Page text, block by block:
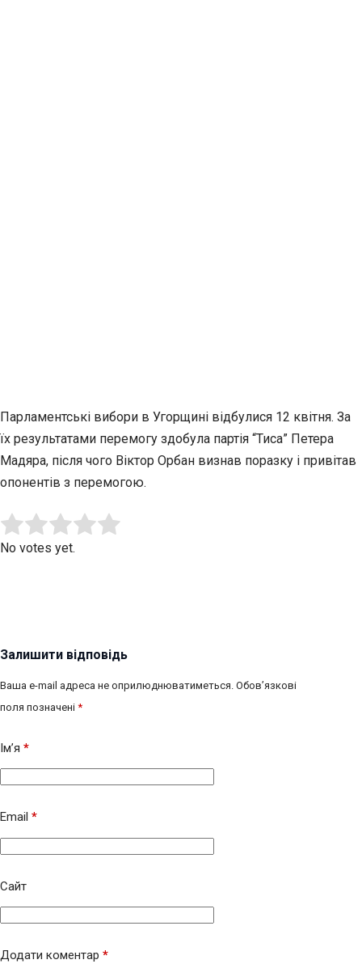
Парламентські вибори в Угорщині відбулися 12 квітня. За
їх результатами перемогу здобула партія “Тиса” Петера
Мадяра, після чого Віктор Орбан визнав поразку і привітав
опонентів з перемогою.
Rate this item:
No votes yet.
Залишити відповідь
Ваша e-mail адреса не оприлюднюватиметься. Обов’язкові
поля позначені *
Ім’я *
Email *
Сайт
Додати коментар *